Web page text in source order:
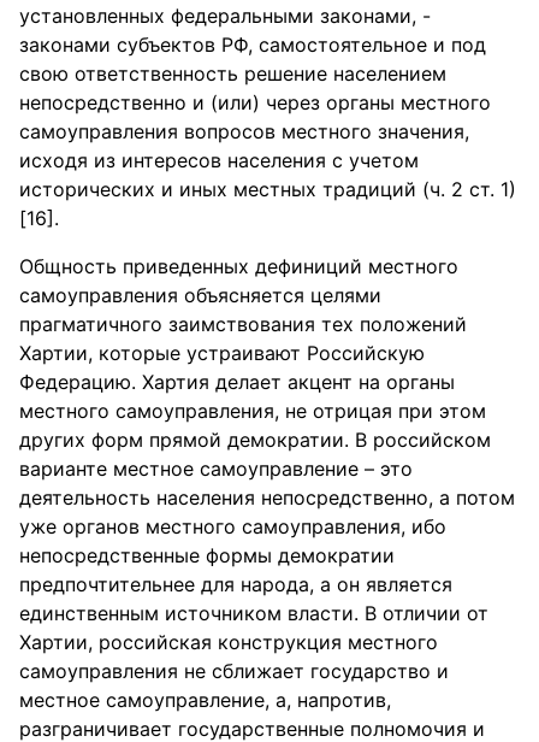
установленных федеральными законами, -
законами субъектов РФ, самостоятельное и под
свою ответственность решение населением
непосредственно и (или) через органы местного
самоуправления вопросов местного значения,
исходя из интересов населения с учетом
исторических и иных местных традиций (ч. 2 ст. 1)
[16].
Общность приведенных дефиниций местного
самоуправления объясняется целями
прагматичного заимствования тех положений
Хартии, которые устраивают Российскую
Федерацию. Хартия делает акцент на органы
местного самоуправления, не отрицая при этом
других форм прямой демократии. В российском
варианте местное самоуправление – это
деятельность населения непосредственно, а потом
уже органов местного самоуправления, ибо
непосредственные формы демократии
предпочтительнее для народа, а он является
единственным источником власти. В отличии от
Хартии, российская конструкция местного
самоуправления не сближает государство и
местное самоуправление, а, напротив,
разграничивает государственные полномочия и